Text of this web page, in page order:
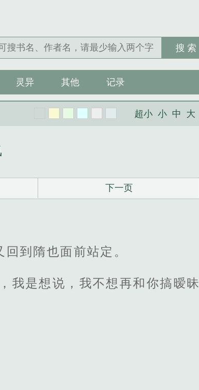
搜 索
灵异 其他 记录
超小 小 中 大
下一页
到隋也面前站定。
我是想说，我不想再和你搞暧昧